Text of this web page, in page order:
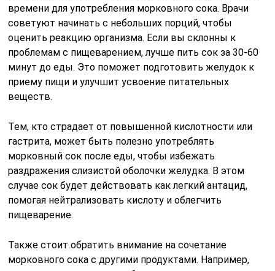
времени для употребления морковного сока. Врачи
советуют начинать с небольших порций, чтобы
оценить реакцию организма. Если вы склонны к
проблемам с пищеварением, лучше пить сок за 30-60
минут до еды. Это поможет подготовить желудок к
приему пищи и улучшит усвоение питательных
веществ.
Тем, кто страдает от повышенной кислотности или
гастрита, может быть полезно употреблять
морковный сок после еды, чтобы избежать
раздражения слизистой оболочки желудка. В этом
случае сок будет действовать как легкий антацид,
помогая нейтрализовать кислоту и облегчить
пищеварение.
Также стоит обратить внимание на сочетание
морковного сока с другими продуктами. Например,